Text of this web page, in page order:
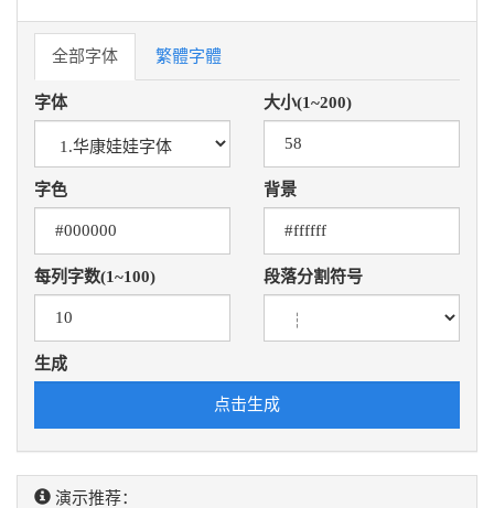
全部字体 繁體字體
字体 大小(1~200)
字色 背景
每列字数(1~100) 段落分割符号
生成
点击生成
演示推荐：